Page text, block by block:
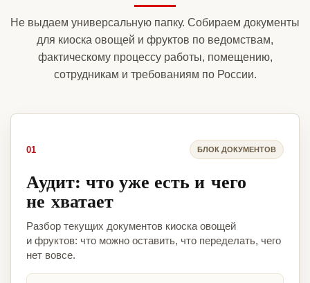
Не выдаем универсальную папку. Собираем документы
для киоска овощей и фруктов по ведомствам,
фактическому процессу работы, помещению,
сотрудникам и требованиям по России.
01 БЛОК ДОКУМЕНТОВ
Аудит: что уже есть и чего
не хватает
Разбор текущих документов киоска овощей
и фруктов: что можно оставить, что переделать, чего
нет вовсе.